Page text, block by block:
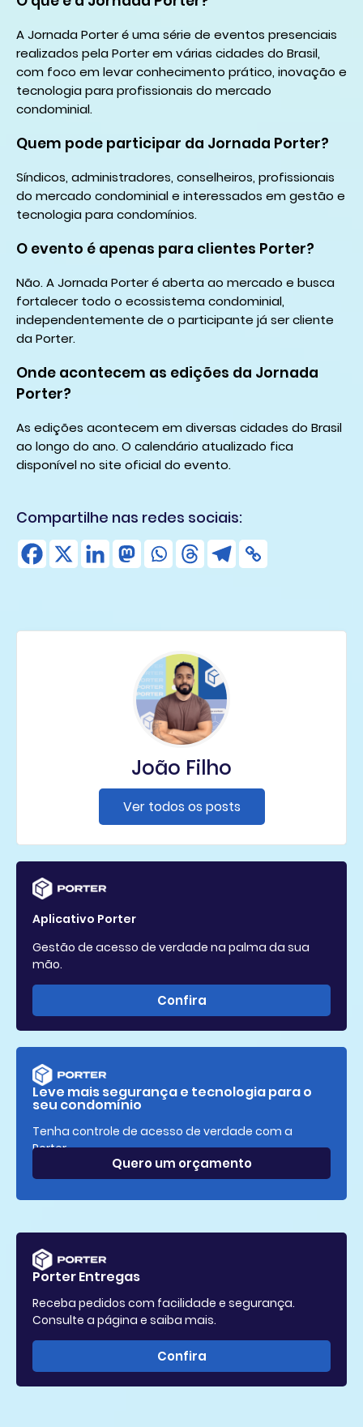
A Jornada Porter é uma série de eventos presenciais
realizados pela Porter em várias cidades do Brasil,
com foco em levar conhecimento prático, inovação e
tecnologia para profissionais do mercado
condominial.
Quem pode participar da Jornada Porter?
Síndicos, administradores, conselheiros, profissionais
do mercado condominial e interessados em gestão e
tecnologia para condomínios.
O evento é apenas para clientes Porter?
Não. A Jornada Porter é aberta ao mercado e busca
fortalecer todo o ecossistema condominial,
independentemente de o participante já ser cliente
da Porter.
Onde acontecem as edições da Jornada
Porter?
As edições acontecem em diversas cidades do Brasil
ao longo do ano. O calendário atualizado fica
disponível no site oficial do evento.
Compartilhe nas redes sociais:
João Filho
Ver todos os posts
Aplicativo Porter
Gestão de acesso de verdade na palma da sua
mão.
Confira
Leve mais segurança e tecnologia para o
seu condomínio
Tenha controle de acesso de verdade com a
Porter.
Quero um orçamento
Porter Entregas
Receba pedidos com facilidade e segurança.
Consulte a página e saiba mais.
Confira